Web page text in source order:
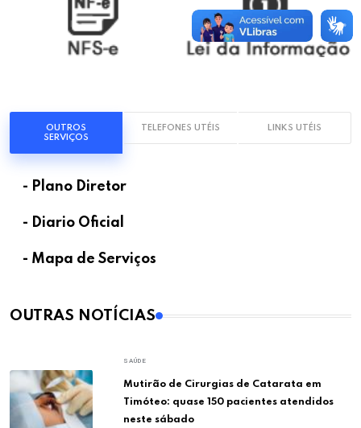
OUTROS
SERVIÇOS
TELEFONES UTÉIS LINKS UTÉIS
- Plano Diretor
- Diario Oficial
- Mapa de Serviços
OUTRAS NOTÍCIAS
SAÚDE
Mutirão de Cirurgias de Catarata em
Timóteo: quase 150 pacientes atendidos
neste sábado